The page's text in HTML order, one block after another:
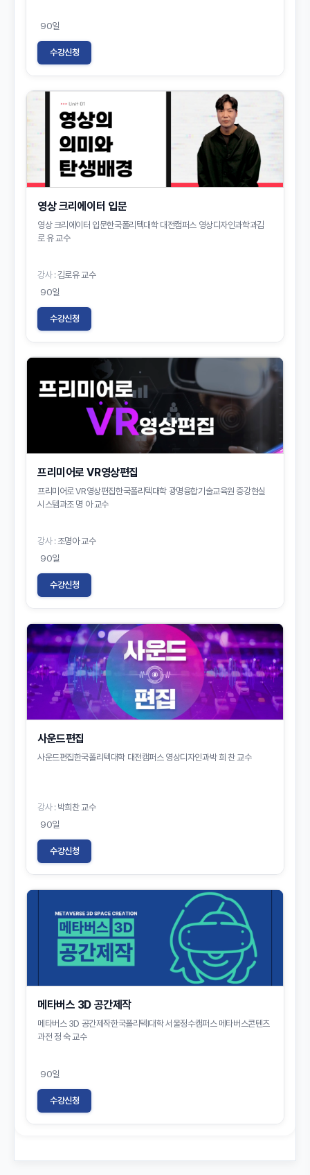
90일
수강신청
영상 크리에이터 입문
영상 크리에이터 입문한국폴리텍대학 대전캠퍼스 영상디자인과학과김
로 유 교수
강사 :김로유 교수
90일
수강신청
프리미어로 VR영상편집
프리미어로 VR영상편집한국폴리텍대학 광명융합기술교육원 증강현실
시스템과조 명 아 교수
강사 :조명아 교수
90일
수강신청
사운드편집
사운드편집한국폴리텍대학 대전캠퍼스 영상디자인과박 희 찬 교수
강사 : 박희찬 교수
90일
수강신청
메타버스 3D 공간제작
메타버스 3D 공간제작한국폴리텍Ⅰ대학 서울정수캠퍼스 메타버스콘텐츠
과전 정 숙 교수
90일
수강신청